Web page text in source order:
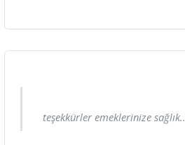
teşekkürler emeklerinize sağlık..